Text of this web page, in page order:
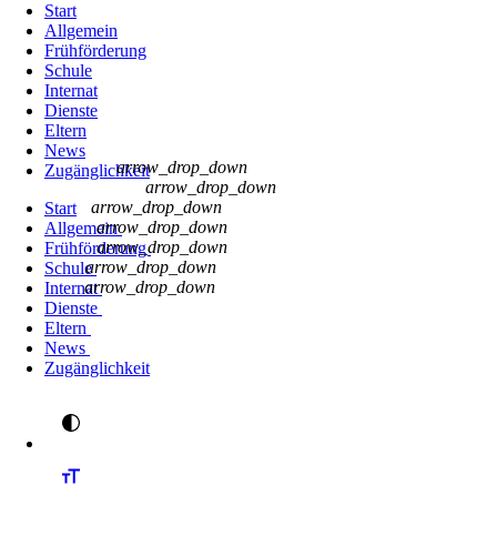
Start
Allgemein
Frühförderung
Schule
Internat
Dienste
Eltern
News
Zugänglichkeit
Start
Allgemein
arrow_drop_down
Frühförderung
arrow_drop_down
Schule
arrow_drop_down
Internat
arrow_drop_down
Dienste
arrow_drop_down
Eltern
arrow_drop_down
News
arrow_drop_down
Zugänglichkeit